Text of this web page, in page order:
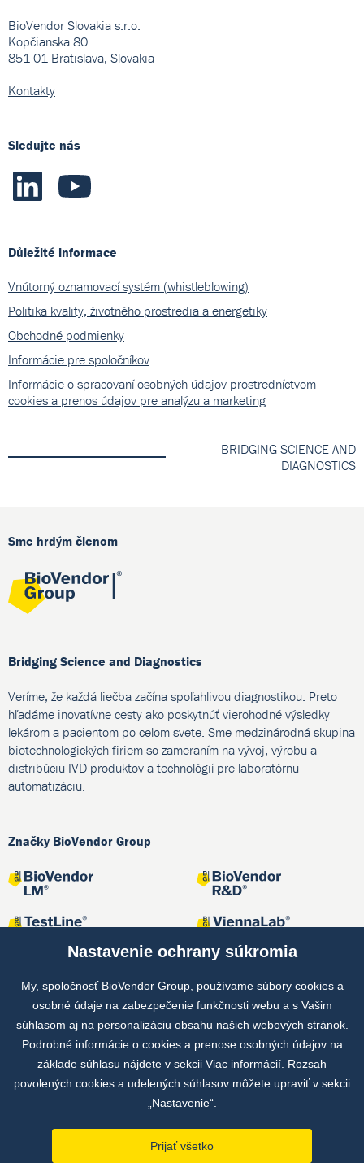
BioVendor Slovakia s.r.o.
Kopčianska 80
851 01 Bratislava, Slovakia
Kontakty
Sledujte nás
Důležité informace
Vnútorný oznamovací systém (whistleblowing)
Politika kvality, životného prostredia a energetiky
Obchodné podmienky
Informácie pre spoločníkov
Informácie o spracovaní osobných údajov prostredníctvom
cookies a prenos údajov pre analýzu a marketing
BRIDGING SCIENCE AND
DIAGNOSTICS
Sme hrdým členom
Bridging Science and Diagnostics
Veríme, že každá liečba začína spoľahlivou diagnostikou. Preto
hľadáme inovatívne cesty ako poskytnúť vierohodné výsledky
lekárom a pacientom po celom svete. Sme medzinárodná skupina
biotechnologických firiem so zameraním na vývoj, výrobu a
distribúciu IVD produktov a technológií pre laboratórnu
automatizáciu.
Značky BioVendor Group
Spoločné projekty
Nastavenie ochrany súkromia
My, spoločnosť BioVendor Group, používame súbory cookies a
osobné údaje na zabezpečenie funkčnosti webu a s Vašim
súhlasom aj na personalizáciu obsahu našich webových stránok.
Podrobné informácie o cookies a prenose osobných údajov na
základe súhlasu nájdete v sekcii Viac informácií . Rozsah
povolených cookies a udelených súhlasov môžete upraviť v sekcii
„Nastavenie“.
Prijať všetko